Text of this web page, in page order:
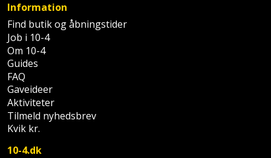
Varmekanon
Varmepistol
Vinkelsliber
Vinkelslibertilbehør
Information
Find butik og åbningstider
Job i 10-4
Om 10-4
Guides
FAQ
Gaveideer
Aktiviteter
Tilmeld nyhedsbrev
Kvik kr.
10-4.dk